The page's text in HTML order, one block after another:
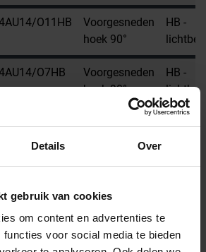
Details Over
gebruik van cookies
om content en advertenties te
functies voor social media te bieden
O11HB
Voorgesneden
hoek 90°
HB -
O7HB
Voorgesneden
hoek 90°
HB -
Voorgesneden
HB -
O11HB
Voorgesneden
HB -
O7HB
Voorgesneden
hoek 90°